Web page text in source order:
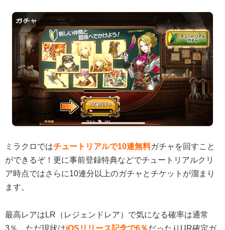
ミラクロではチュートリアルで10連無料ガチャを回すこと
ができるぞ！更に事前登録特典などでチュートリアルクリ
ア時点ではさらに10連分以上のガチャとチケットが溜まり
ます。
最高レアはLR（レジェンドレア）で気になる確率は通常
3％。ただ現状はiOSリリース記念で6％だったりUR確定ガ